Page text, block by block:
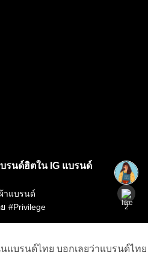
บรนด์ไทย บอกเลยว่าแบรนด์ไทย